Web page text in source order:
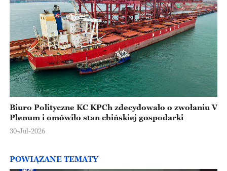
Biuro Polityczne KC KPCh zdecydowało o zwołaniu V
Plenum i omówiło stan chińskiej gospodarki
30-Jul-2026
POWIĄZANE TEMATY